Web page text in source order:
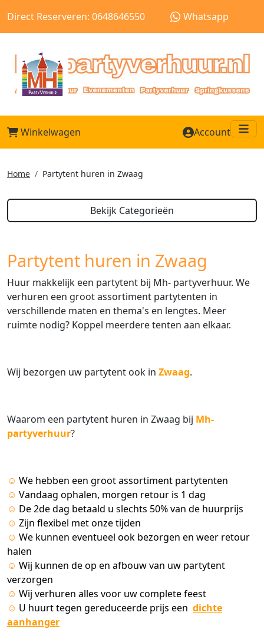
Direct Reserveren: 0648646550 Whatsapp
Winkelwagen Account
Home Partytent huren in Zwaag
Bekijk Categorieën
Partytent huren in Zwaag
Huur makkelijk een partytent bij Mh- partyverhuur. We
verhuren een groot assortiment partytenten in
verschillende maten en thema's en lengtes. Meer
ruimte nodig? Koppel meerdere tenten aan elkaar.
Wij bezorgen uw partytent ook in Zwaag.
Waarom een partytent huren in Zwaag bij Mh-
partyverhuur?
☺ We hebben een groot assortiment partytenten
☺ Vandaag ophalen, morgen retour is 1 dag
☺ De 2de dag betaald u slechts 50% van de huurprijs
☺ Zijn flexibel met onze tijden
☺ We kunnen eventueel ook bezorgen en weer retour
halen
☺ Wij kunnen de op en afbouw van uw partytent
verzorgen
☺ Wij verhuren alles voor uw complete feest
☺ U huurt tegen gereduceerde prijs een dichte
aanhanger